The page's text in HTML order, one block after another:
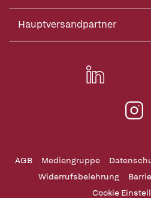
Hauptversandpartner
AGB Mediengruppe
Widerrufsbelehrung
Cookie